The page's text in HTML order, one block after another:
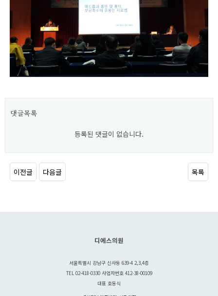
댓글목록
등록된 댓글이 없습니다.
이전글 다음글 목록
디에스의원
서울특별시 강남구 신사동 639-4 2,3,4층
TEL 02-418-0330 사업자번호 412-38-00109
대표 호동식